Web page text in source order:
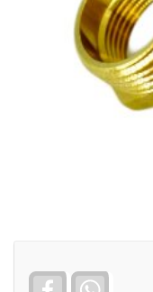
Facebook